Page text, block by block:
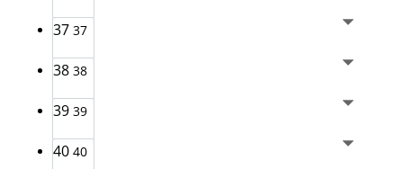
37 37
38 38
39 39
40 40